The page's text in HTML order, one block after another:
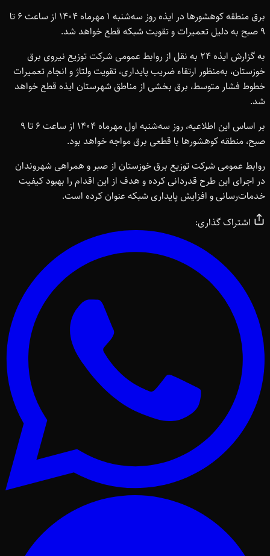
برق منطقه کوهشورها در ایذه روز سه‌شنبه ۱ مهرماه ۱۴۰۴ از ساعت ۶ تا
۹ صبح به دلیل تعمیرات و تقویت شبکه قطع خواهد شد.
به گزارش ایذه ۲۴ به نقل از روابط عمومی شرکت توزیع نیروی برق
خوزستان، به‌منظور ارتقاء ضریب پایداری، تقویت ولتاژ و انجام تعمیرات
خطوط فشار متوسط، برق بخشی از مناطق شهرستان ایذه قطع خواهد
شد.
بر اساس این اطلاعیه، روز سه‌شنبه اول مهرماه ۱۴۰۴ از ساعت ۶ تا ۹
صبح، منطقه کوهشورها با قطعی برق مواجه خواهد بود.
روابط عمومی شرکت توزیع برق خوزستان از صبر و همراهی شهروندان
در اجرای این طرح قدردانی کرده و هدف از این اقدام را بهبود کیفیت
خدمات‌رسانی و افزایش پایداری شبکه عنوان کرده است.
اشتراک گذاری: